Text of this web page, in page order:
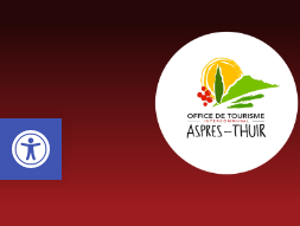
Open toolbar